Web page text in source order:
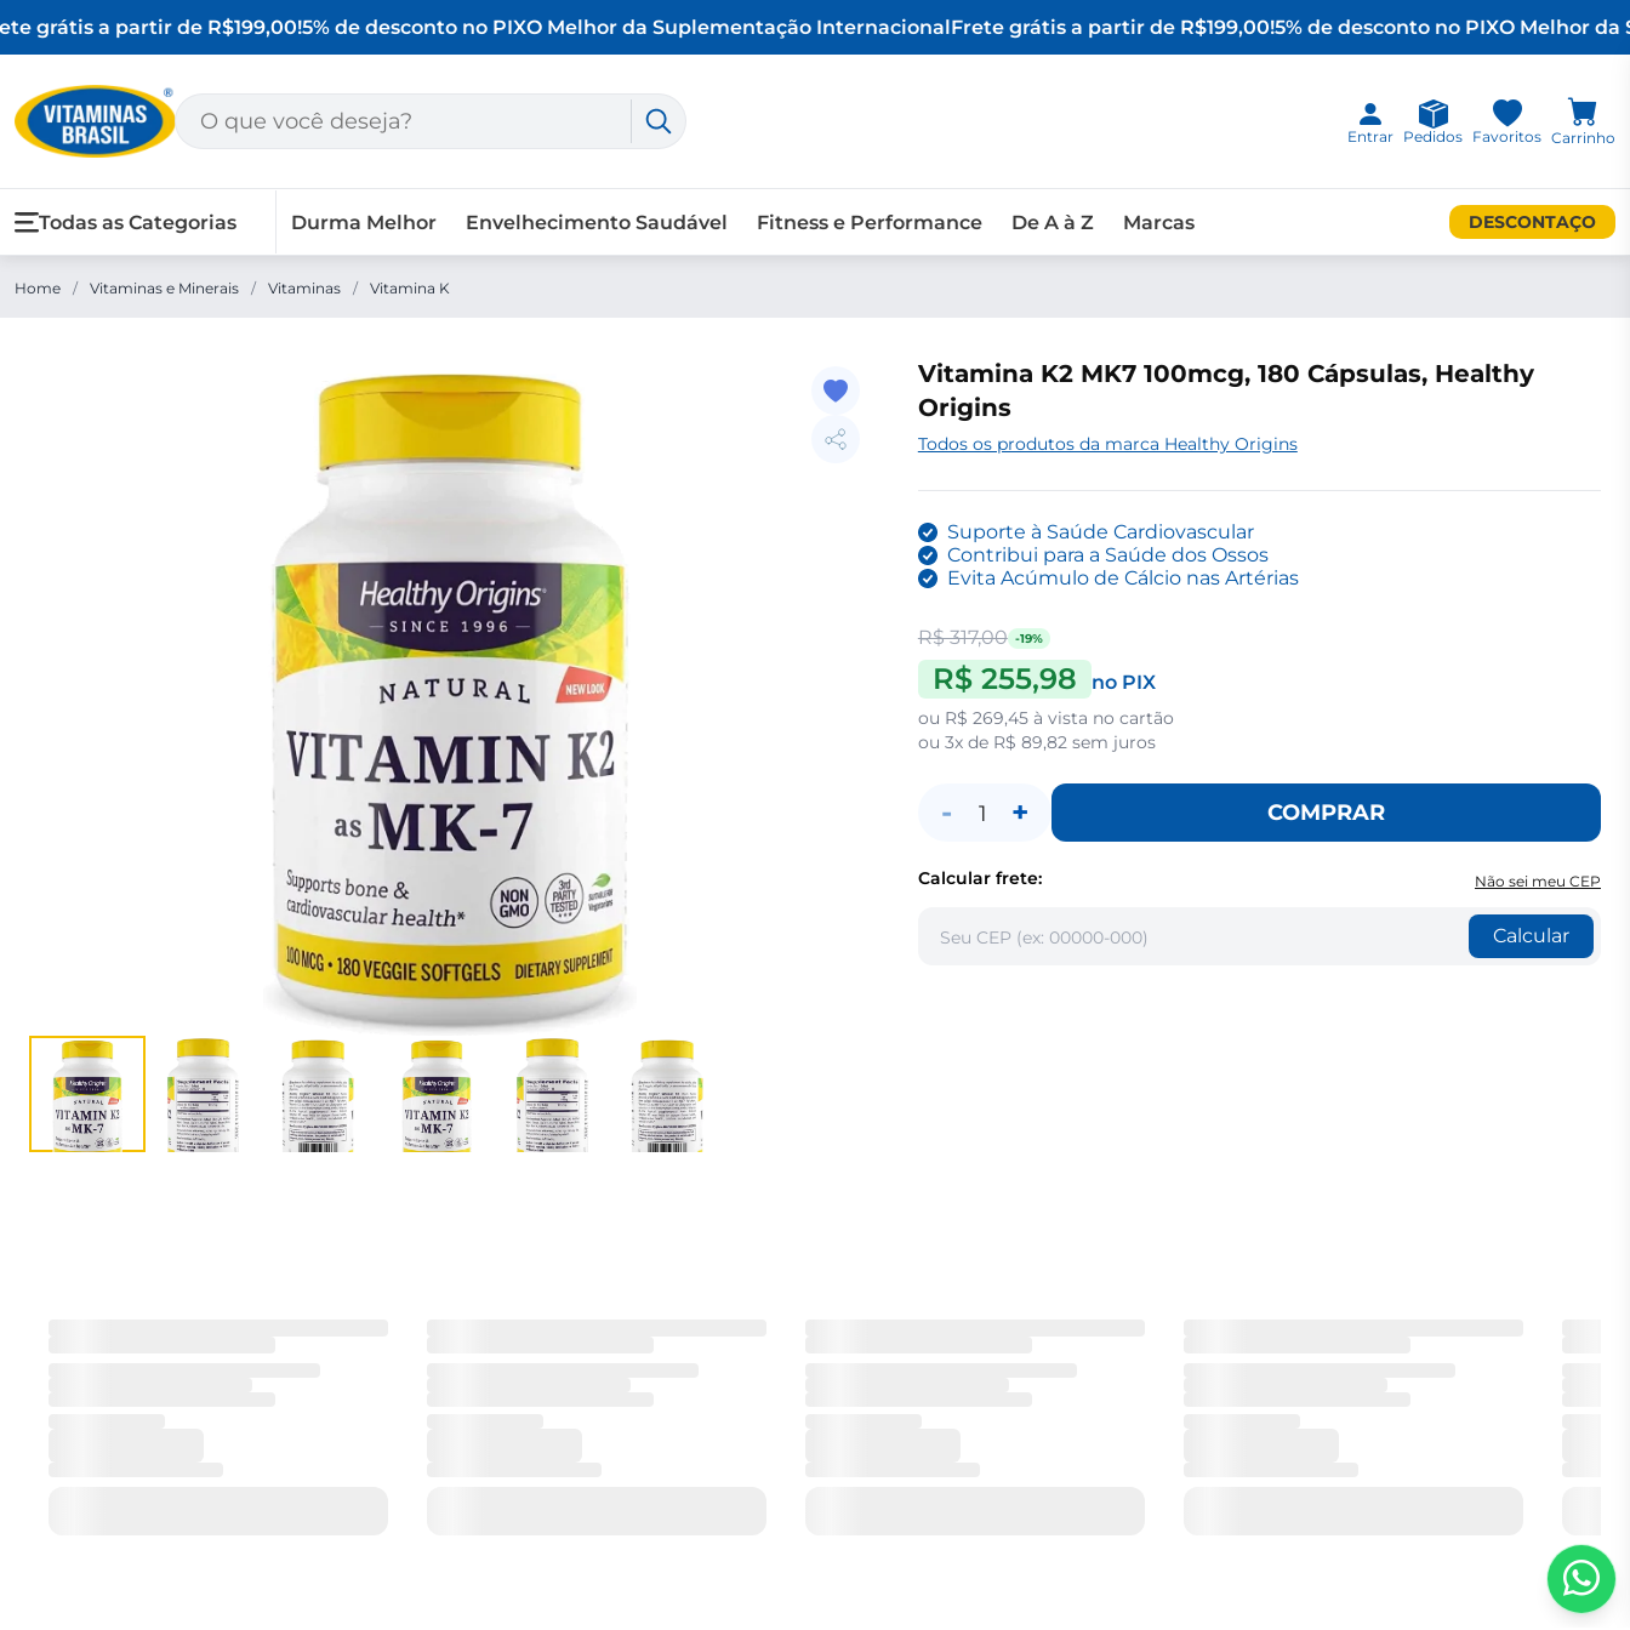
grátis a partir de R$199,00!5% de desconto no PIXO Melhor da Suplementação InternacionalFrete grátis a partir de R$199,00!5% de desconto no PIXO Melhor da
Entrar Pedidos Favoritos Carrinho
Todas as Categorias Durma Melhor Envelhecimento Saudável Fitness e Performance De A à Z Marcas DESCONTAÇO
Home / Vitaminas e Minerais / Vitaminas / Vitamina K
Vitamina K2 MK7 100mcg, 180 Cápsulas, Healthy
Origins
Todos os produtos da marca Healthy Origins
Suporte à Saúde Cardiovascular
Contribui para a Saúde dos Ossos
Evita Acúmulo de Cálcio nas Artérias
R$ 317,00 -19%
R$ 255,98 no PIX
ou R$ 269,45à vista no cartão
ou 3x de R$ 89,82sem juros
- 1 + COMPRAR
Calcular frete: Não sei meu CEP
Calcular